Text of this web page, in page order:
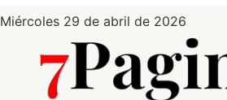
Miércoles 29 de abril de 2026